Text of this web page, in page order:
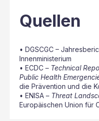
Quellen
• DGSCGC –
Innenministerium
• ECDC – Technical
Public Health
die Prävention und die
• ENISA – Threat
Europäischen Union für